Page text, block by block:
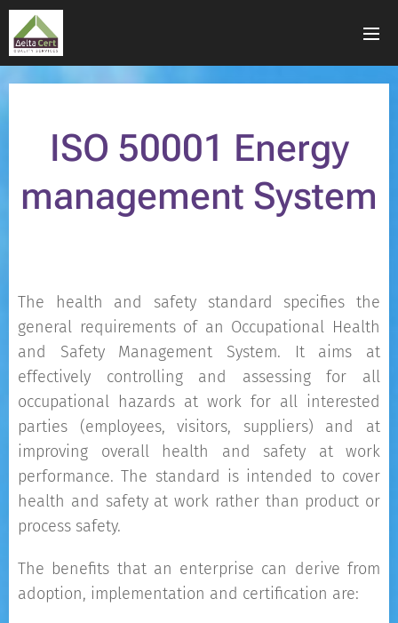
ISO 50001 Energy
management System
The health and safety standard specifies the
general requirements of an Occupational Health
and Safety Management System. It aims at
effectively controlling and assessing for all
occupational hazards at work for all interested
parties (employees, visitors, suppliers) and at
improving overall health and safety at work
performance. Τhe standard is intended to cover
health and safety at work rather than product or
process safety.
The benefits that an enterprise can derive from
adoption, implementation and certification are: